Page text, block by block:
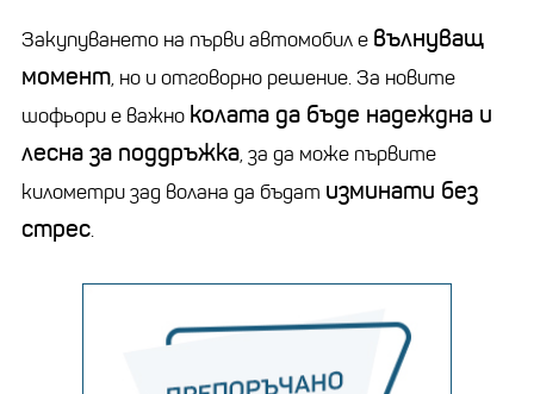
Закупуването на първи автомобил е вълнуващ
момент, но и отговорно решение. За новите
шофьори е важно колата да бъде надеждна и
лесна за поддръжка, за да може първите
километри зад волана да бъдат изминати без
стрес.